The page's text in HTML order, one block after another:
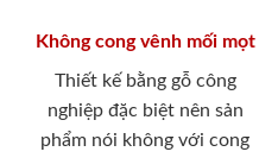
Không cong vênh mối mọt
Thiết kế bằng gỗ công
nghiệp đặc biệt nên sản
phẩm nói không với cong